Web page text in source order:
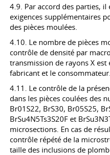
4.9. Par accord des parties,
exigences supplémentaires
des pièces moulées.
4.10. Le nombre de pièces
contrôle de densité par
transmission de rayons X
fabricant et le consommateur.
4.11. Le contrôle de la
dans les pièces coulées des
Br01S22, BrS30, Br05S25,
BrSu4N5Ts3S20F et
microsections. En cas de
contrôle répété de la
taille des inclusions de